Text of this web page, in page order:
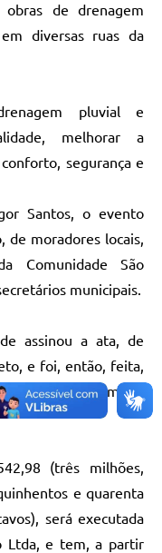
de drenagem
diversas ruas da
pluvial e
melhorar a
segurança e
Santos, o evento
de moradores locais,
Comunidade São
municipais.
assinou a ata, de
e foi, então, feita,
da Ordem de
(três milhões,
e quarenta
será executada
Ltda, e tem, a partir